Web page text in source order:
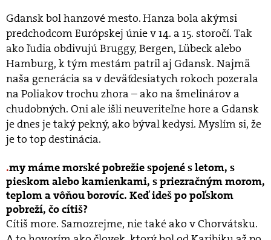
Gdansk bol hanzové mesto. Hanza bola akýmsi
predchodcom Európskej únie v 14. a 15. storočí. Tak
ako ľudia obdivujú Bruggy, Bergen, Lübeck alebo
Hamburg, k tým mestám patril aj Gdansk. Najmä
naša generácia sa v deväťdesiatych rokoch pozerala
na Poliakov trochu zhora – ako na šmelinárov a
chudobných. Oni ale išli neuveriteľne hore a Gdansk
je dnes je taký pekný, ako býval kedysi. Myslím si, že
je to top destinácia.
my máme morské pobrežie spojené s letom, s
pieskom alebo kamienkami, s priezračným morom,
teplom a vôňou borovíc. Keď ideš po poľskom
pobreží, čo cítiš?
Cítiš more. Samozrejme, nie také ako v Chorvátsku.